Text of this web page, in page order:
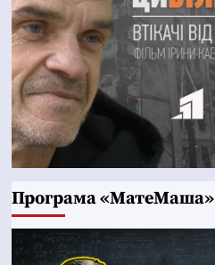
Програма «МатеМаша»